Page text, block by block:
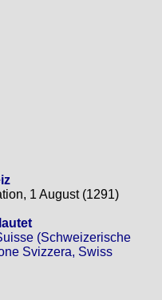
1 August (1291)
(Schweizerische
Svizzera, Swiss